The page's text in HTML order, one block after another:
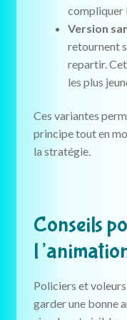
compliquer
Version
retournent
repartir.
les plus
Ces variantes
principe tout en
la stratégie.
Conseils
Policiers et
garder une bonne